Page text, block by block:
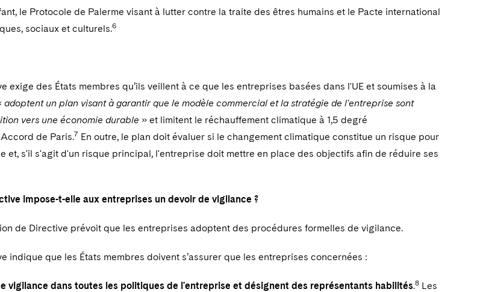
le Protocole de Palerme visant à lutter contre la traite des êtres humains et le Pacte international
sociaux et culturels.6
exige des États membres qu’ils veillent à ce que les entreprises basées dans l'UE et soumises à la
adoptent un plan visant à garantir que le modèle commercial et la stratégie de l'entreprise sont
vers une économie durable » et limitent le réchauffement climatique à 1,5 degré
de Paris.7 En outre, le plan doit évaluer si le changement climatique constitue un risque pour
et, s'il s'agit d'un risque principal, l'entreprise doit mettre en place des objectifs afin de réduire ses
impose-t-elle aux entreprises un devoir de vigilance ?
de Directive prévoit que les entreprises adoptent des procédures formelles de vigilance.
indique que les États membres doivent s’assurer que les entreprises concernées :
vigilance dans toutes les politiques de l'entreprise et désignent des représentants habilités.8 Les